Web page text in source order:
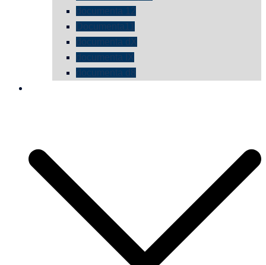
documenta 12
Documenta11
documenta dX
documenta IX
documenta d8